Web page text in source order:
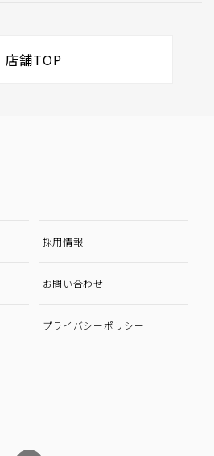
店舗TOP
採用情報
お問い合わせ
プライバシーポリシー